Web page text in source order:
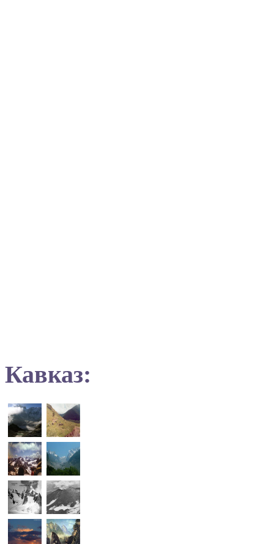
Кавказ: